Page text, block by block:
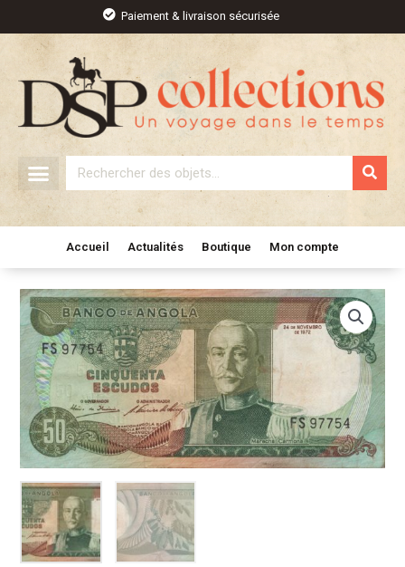
contenu
Paiement & livraison sécurisée
Rechercher
Accueil Actualités Boutique Mon compte